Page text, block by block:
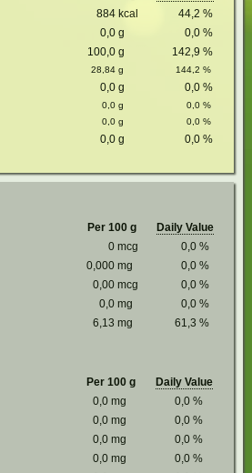
884 kcal 44,2 %
0,0 g 0,0 %
100,0 g 142,9 %
28,84 g 144,2 %
0,0 g 0,0 %
0,0 g 0,0 %
0,0 g 0,0 %
0,0 g 0,0 %
Per 100 g
Daily Value
0 mcg 0,0 %
0,000 mg 0,0 %
0,00 mcg 0,0 %
0,0 mg 0,0 %
6,13 mg 61,3 %
Per 100 g
Daily Value
0,0 mg 0,0 %
0,0 mg 0,0 %
0,0 mg 0,0 %
0,0 mg 0,0 %